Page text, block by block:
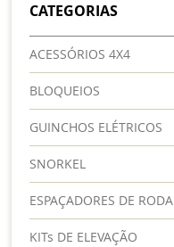
CATEGORIAS
ACESSÓRIOS 4X4
BLOQUEIOS
GUINCHOS ELÉTRICOS
SNORKEL
ESPAÇADORES DE RODA
KITs DE ELEVAÇÃO